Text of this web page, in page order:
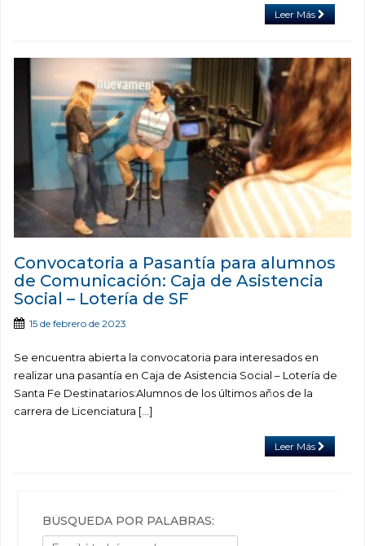
Leer Más
Convocatoria a Pasantía para alumnos
de Comunicación: Caja de Asistencia
Social – Lotería de SF
15 de febrero de 2023
Se encuentra abierta la convocatoria para interesados en
realizar una pasantía en Caja de Asistencia Social – Lotería de
Santa Fe Destinatarios:Alumnos de los últimos años de la
carrera de Licenciatura […]
Leer Más
BÚSQUEDA POR PALABRAS: